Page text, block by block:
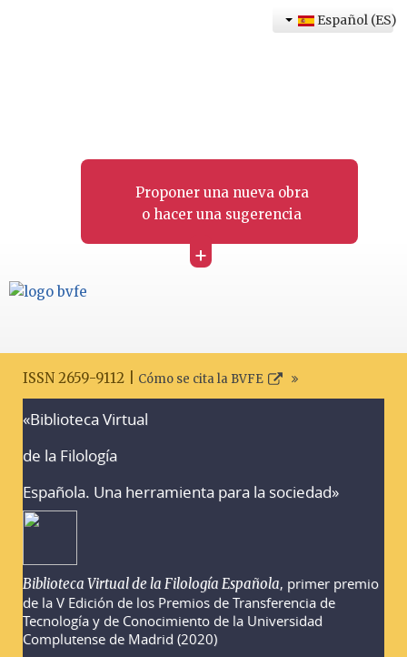
Proponer una nueva obra
o hacer una sugerencia
+
Español (ES)
ISSN 2659-9112 | Cómo se cita la BVFE
«Biblioteca Virtual
de la Filología
Española. Una herramienta para la sociedad»
Biblioteca Virtual de la Filología Española, primer premio
de la V Edición de los Premios de Transferencia de
Tecnología y de Conocimiento de la Universidad
Complutense de Madrid (2020)